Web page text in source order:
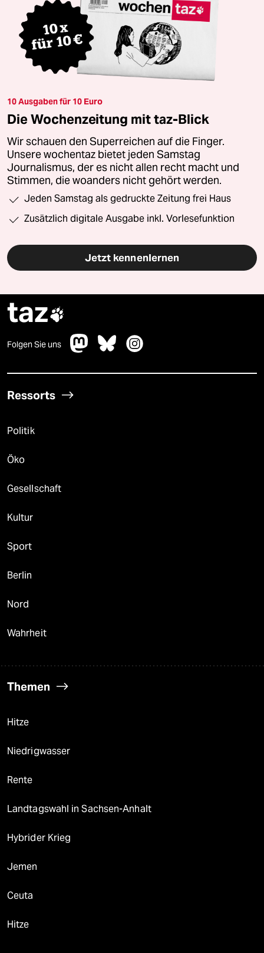
10 Ausgaben für 10 Euro
Die Wochenzeitung mit taz-Blick
Wir schauen den Superreichen auf die Finger.
Unsere wochentaz bietet jeden Samstag
Journalismus, der es nicht allen recht macht und
Stimmen, die woanders nicht gehört werden.
Jeden Samstag als gedruckte Zeitung frei Haus
Zusätzlich digitale Ausgabe inkl. Vorlesefunktion
Jetzt kennenlernen
taz
Folgen Sie uns
Ressorts
Politik
Öko
Gesellschaft
Kultur
Sport
Berlin
Nord
Wahrheit
Themen
Hitze
Niedrigwasser
Rente
Landtagswahl in Sachsen-Anhalt
Hybrider Krieg
Jemen
Ceuta
Hitze